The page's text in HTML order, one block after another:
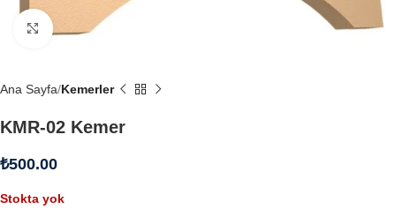
Büyütmek için tıklayın
Ana Sayfa Kemerler
KMR-02 Kemer
₺500.00
Stokta yok